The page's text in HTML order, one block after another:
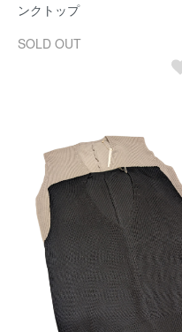
ンクトップ
SOLD OUT